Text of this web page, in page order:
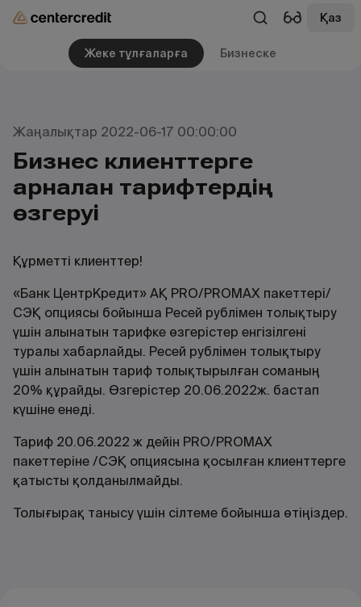
Қаз
Жеке тұлғаларға Бизнеске
Жаңалықтар 2022-06-17 00:00:00
Бизнес клиенттерге
арналған тарифтердің
өзгеруі
Құрметті клиенттер!
«Банк ЦентрКредит» АҚ PRO/PROMAX пакеттері/
СЭҚ опциясы бойынша Ресей рублімен толықтыру
үшін алынатын тарифке өзгерістер енгізілгені
туралы хабарлайды. Ресей рублімен толықтыру
үшін алынатын тариф толықтырылған соманың
20% құрайды. Өзгерістер 20.06.2022ж. бастап
күшіне енеді.
Тариф 20.06.2022 ж дейін PRO/PROMAX
пакеттеріне /СЭҚ опциясына қосылған клиенттерге
қатысты қолданылмайды.
Толығырақ танысу үшін сілтеме бойынша өтіңіздер.